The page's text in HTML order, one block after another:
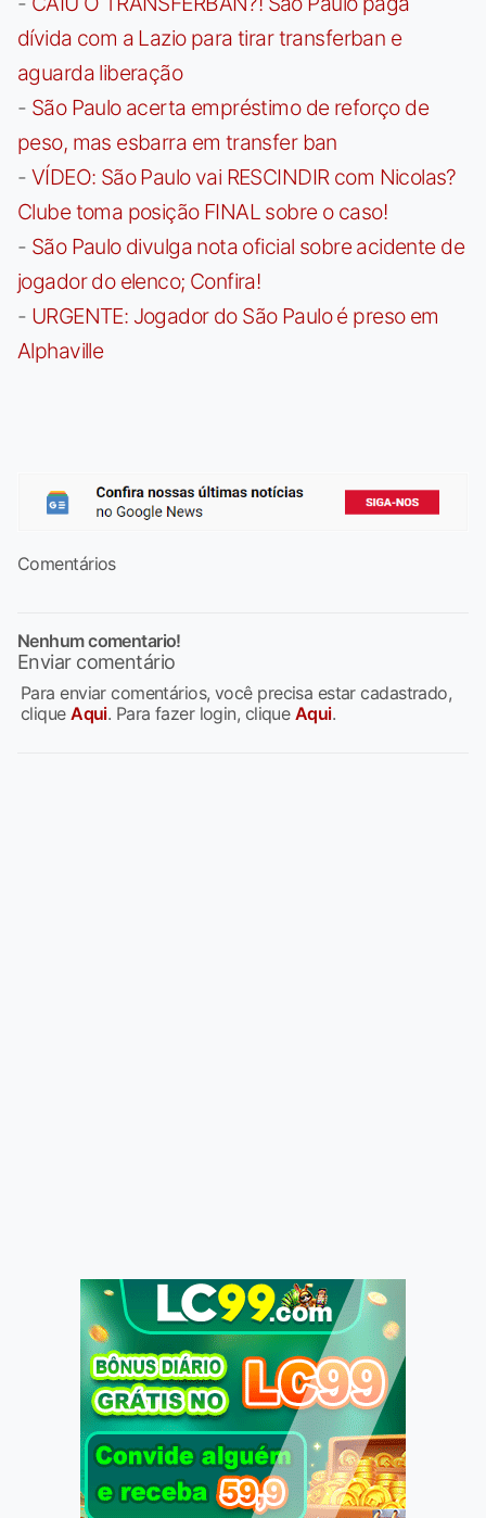
dívida com a Lazio para tirar transferban e
aguarda liberação
- São Paulo acerta empréstimo de reforço de
peso, mas esbarra em transfer ban
- VÍDEO: São Paulo vai RESCINDIR com Nicolas?
Clube toma posição FINAL sobre o caso!
- São Paulo divulga nota oficial sobre acidente de
jogador do elenco; Confira!
- URGENTE: Jogador do São Paulo é preso em
Alphaville
Comentários
Nenhum comentario!
Enviar comentário
Para enviar comentários, você precisa estar cadastrado,
cliqueAqui. Para fazer login, clique Aqui.